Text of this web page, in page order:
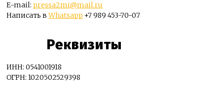
E-mail: pressa2mi@mail.ru
Написать вWhatsapp +7 989 453-70-07
Реквизиты
ИНН: 0541001918
ОГРН: 1020502529398